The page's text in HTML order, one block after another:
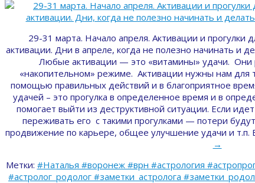
29-31 марта. Начало апреля. Активации и
активации. Дни в апреле, когда не полезно начинать и
Любые активации — это «витамины» удачи. Они
«накопительном» режиме. Активации нужны нам для
помощью правильных действий и в благоприятное
удачей – это прогулка в определенное время и в
помогает выйти из деструктивной ситуации. Если
переживать его с такими прогулками — потери
продвижение по карьере, общее улучшение удачи и т.п.
→
Метки: #Наталья #воронеж #врн #астрология
#астролог_родолог #заметки_астролога